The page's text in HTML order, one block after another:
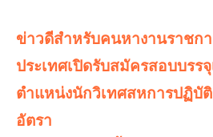
ข่าวดีสำหรับคนหางานราชกา
ประเทศเปิดรับสมัครสอบบรร
ตำแหน่งนักวิเทศสหการปฏิบั
อัตรา